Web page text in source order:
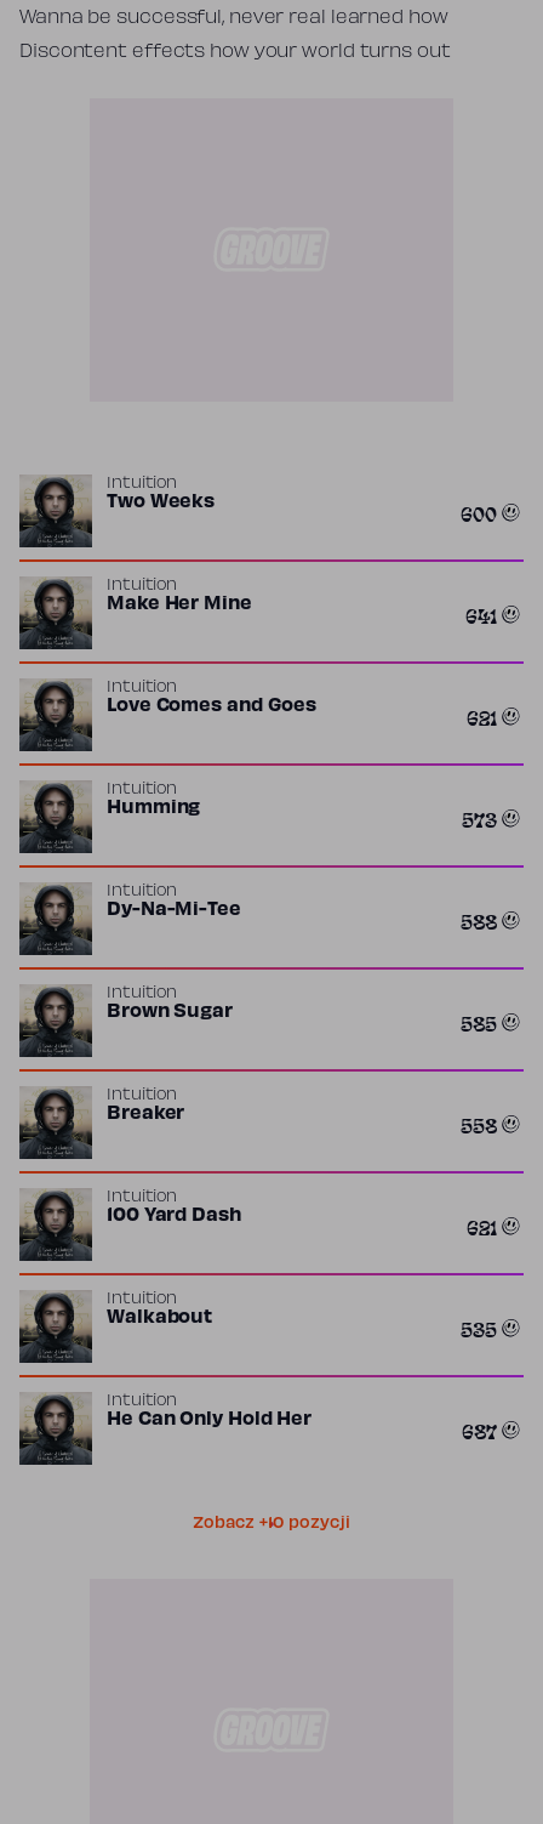
Wanna be successful, never real learned how
Discontent effects how your world turns out
Intuition
Two Weeks 600
Intuition
Make Her Mine 641
Intuition
Love Comes and Goes 621
Intuition
Humming 573
Intuition
Dy-Na-Mi-Tee 588
Intuition
Brown Sugar 585
Intuition
Breaker 558
Intuition
100 Yard Dash 621
Intuition
Walkabout 535
Intuition
He Can Only Hold Her 687
Zobacz +10 pozycji